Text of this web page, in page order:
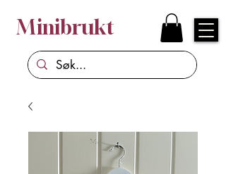
Minibrukt